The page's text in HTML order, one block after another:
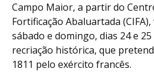
Campo Maior, a partir do
Fortificação Abaluartada
sábado e domingo, dias 24 e
recriação histórica, que
1811 pelo exército francês.